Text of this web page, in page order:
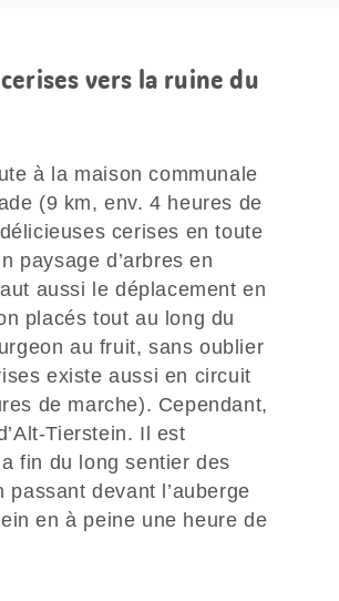
vers la ruine du
à la maison communale
(9 km, env. 4 heures de
cerises en toute
paysage d’arbres en
aussi le déplacement en
placés tout au long du
au fruit, sans oublier
existe aussi en circuit
de marche). Cependant,
Tierstein. Il est
fin du long sentier des
devant l’auberge
en à peine une heure de